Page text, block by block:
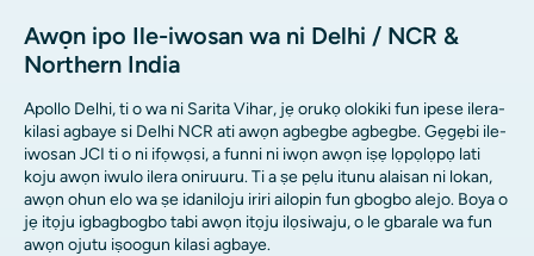
Awọn ipo Ile-iwosan wa ni Delhi / NCR &
Northern India
Apollo Delhi, ti o wa ni Sarita Vihar, jẹ orukọ olokiki fun ipese ilera-
kilasi agbaye si Delhi NCR ati awọn agbegbe agbegbe. Gẹgẹbi ile-
iwosan JCI ti o ni ifọwọsi, a funni ni iwọn awọn iṣẹ lọpọlọpọ lati
koju awọn iwulo ilera oniruuru. Ti a ṣe pẹlu itunu alaisan ni lokan,
awọn ohun elo wa ṣe idaniloju iriri ailopin fun gbogbo alejo. Boya o
jẹ itọju igbagbogbo tabi awọn itọju ilọsiwaju, o le gbarale wa fun
awọn ojutu iṣoogun kilasi agbaye.